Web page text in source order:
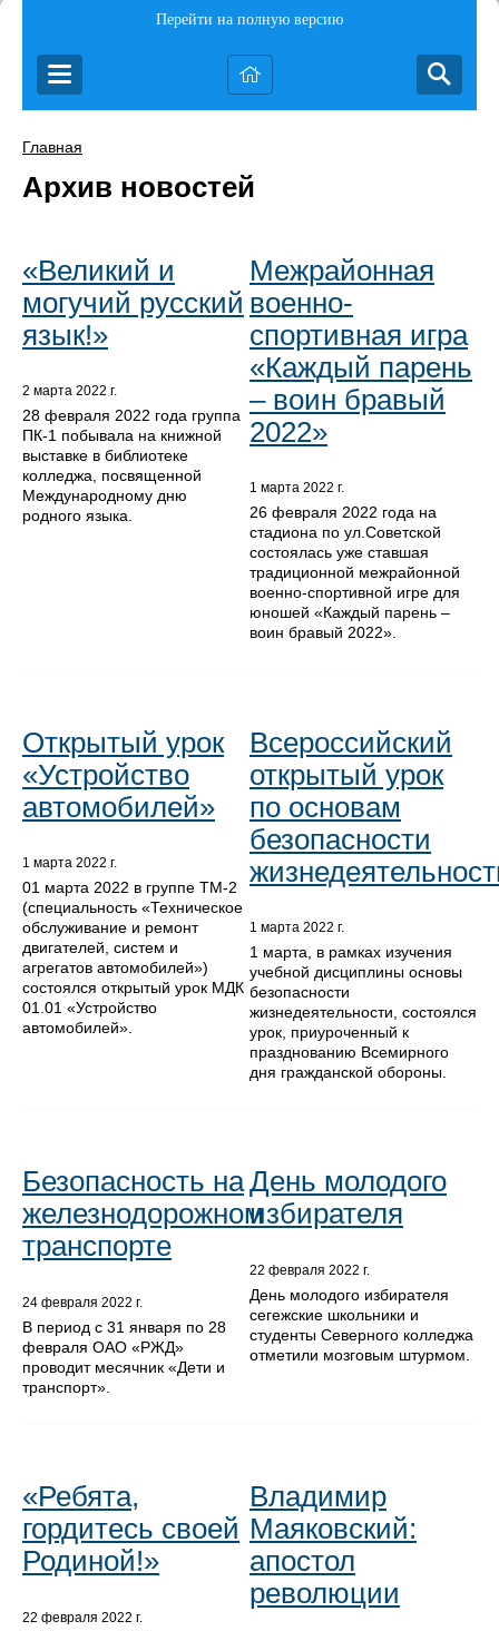
Перейти на полную версию
Главная
Архив новостей
«Великий и
могучий русский
язык!»
2 марта 2022 г.
28 февраля 2022 года группа
ПК-1 побывала на книжной
выставке в библиотеке
колледжа, посвященной
Международному дню
родного языка.
Межрайонная
военно-
спортивная игра
«Каждый парень
– воин бравый
2022»
1 марта 2022 г.
26 февраля 2022 года на
стадиона по ул.Советской
состоялась уже ставшая
традиционной межрайонной
военно-спортивной игре для
юношей «Каждый парень –
воин бравый 2022».
Открытый урок
«Устройство
автомобилей»
1 марта 2022 г.
01 марта 2022 в группе ТМ-2
(специальность «Техническое
обслуживание и ремонт
двигателей, систем и
агрегатов автомобилей»)
состоялся открытый урок МДК
01.01 «Устройство
автомобилей».
Всероссийский
открытый урок
по основам
безопасности
1 марта 2022 г.
1 марта, в рамках изучения
учебной дисциплины основы
безопасности
жизнедеятельности, состоялся
урок, приуроченный к
празднованию Всемирного
дня гражданской обороны.
Безопасность на
железнодорожном
транспорте
24 февраля 2022 г.
В период с 31 января по 28
февраля ОАО «РЖД»
проводит месячник «Дети и
транспорт».
День молодого
избирателя
22 февраля 2022 г.
День молодого избирателя
сегежские школьники и
студенты Северного колледжа
отметили мозговым штурмом.
«Ребята,
гордитесь своей
Родиной!»
22 февраля 2022 г.
Владимир
Маяковский:
апостол
революции